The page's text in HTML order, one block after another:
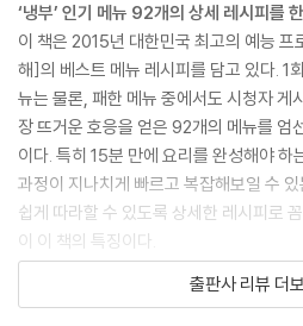
3. Chef 정창욱
심쿵 오믈렛
삼겹살 플레이트
엑소 떡볶이
괜찮아, 목심이야
타코 리턴
미소볼
의기양양
순결한 튀김
우와한 양갈비
‘냉부’ 인기 메뉴 92개의 상세 레시피를
이 책은 2015년 대한민국 최고의 예능
해]의 베스트 메뉴 레시피를 담고 있다. 1
뉴는 물론, 패한 메뉴 중에서도 시청자 게
장 뜨거운 호응을 얻은 92개의 메뉴를 엄
이다. 특히 15분 만에 요리를 완성해야 하
과정이 지나치게 빠르고 복잡해보일 수
쉽게 따라할 수 있도록 상세한 레시피로
이 이 책의 특징이다.
방송만 보고는 도무지 따라 만들 수 없었
편하게 레시피를 확인해야 했던 이들, 기
출판사 리뷰 더